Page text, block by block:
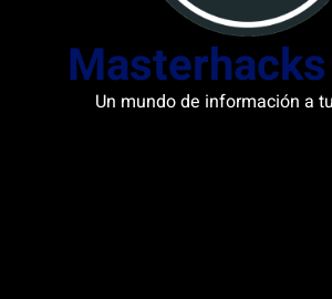
Un mundo de información a